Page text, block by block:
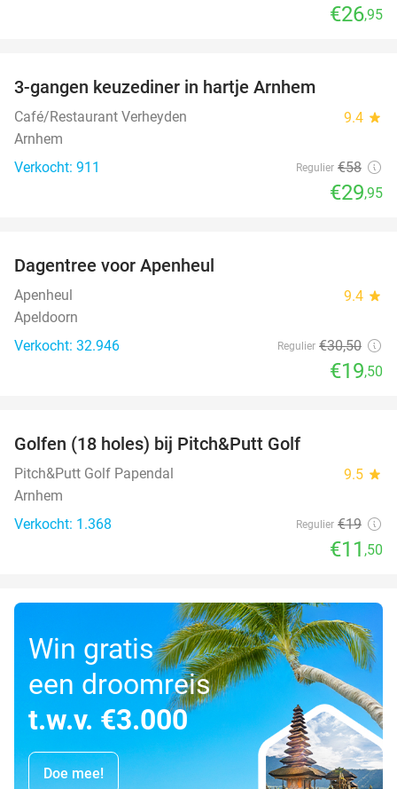
€26,95
3-gangen keuzediner in hartje Arnhem
Café/Restaurant Verheyden 9.4 star
Arnhem
Verkocht: 911
Regulier €58
€29,95
Dagentree voor Apenheul
Apenheul 9.4 star
Apeldoorn
Verkocht: 32.946
Regulier €30,50
€19,50
Golfen (18 holes) bij Pitch&Putt Golf
Pitch&Putt Golf Papendal 9.5 star
Arnhem
Verkocht: 1.368
Regulier €19
€11 ,50
Win gratis
een droomreis
t.w.v. €3.000
Doe mee!